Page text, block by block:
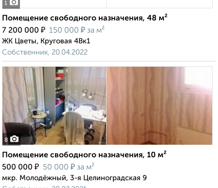
1
Помещение свободного назначения, 48 м²
7 200 000 ₽ 150 000 ₽ за м²
ЖК Цветы, Круговая 4Вк1
Собственник, 20.04.2022
8
Помещение свободного назначения, 10 м²
500 000 ₽ 50 000 ₽ за м²
мкр. Молодёжный, 3-я Целиноградская 9